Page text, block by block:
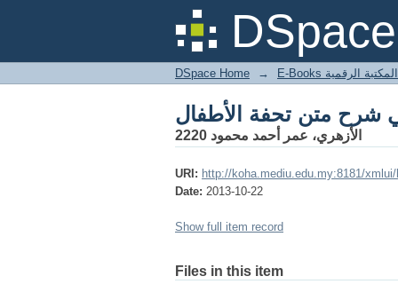
DSpace Home → المكتبة الرقمية
الأزهري، عمر أحمد محمود 2220
URI: http://koha.mediu.edu.my:8181/
Date: 2013-10-22
Show full item record
Files in this item